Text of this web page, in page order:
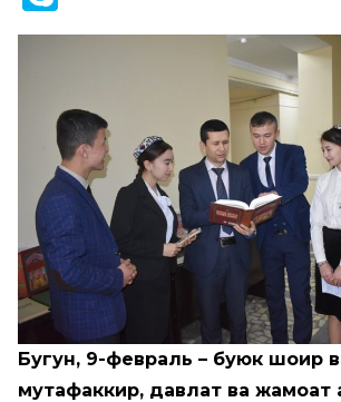
Бугун, 9-февраль – буюк шоир
мутафаккир, давлат ва жамоат